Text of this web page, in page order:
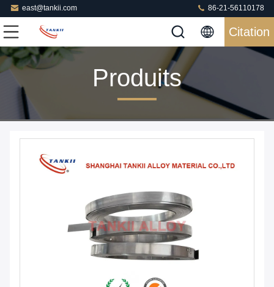
east@tankii.com 86-21-56110178
Citation
Produits